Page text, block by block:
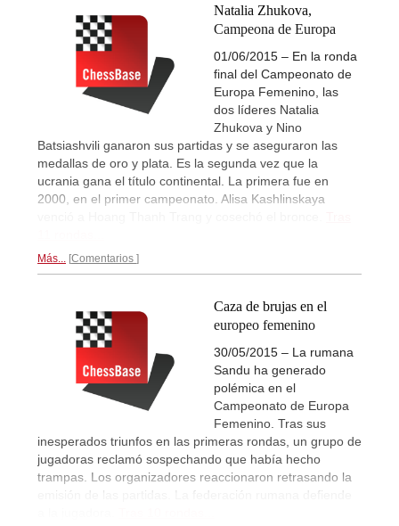
Natalia Zhukova,
Campeona de Europa
01/06/2015 – En la ronda
final del Campeonato de
Europa Femenino, las
dos líderes Natalia
Zhukova y Nino
Batsiashvili ganaron sus partidas y se aseguraron las
medallas de oro y plata. Es la segunda vez que la
ucrania gana el título continental. La primera fue en
2000, en el primer campeonato. Alisa Kashlinskaya
Más... Comentarios
Caza de brujas en el
europeo femenino
30/05/2015 – La rumana
Sandu ha generado
polémica en el
Campeonato de Europa
Femenino. Tras sus
inesperados triunfos en las primeras rondas, un grupo de
jugadoras reclamó sospechando que había hecho
trampas. Los organizadores reaccionaron retrasando la
emisión de las partidas. La federación rumana defiende